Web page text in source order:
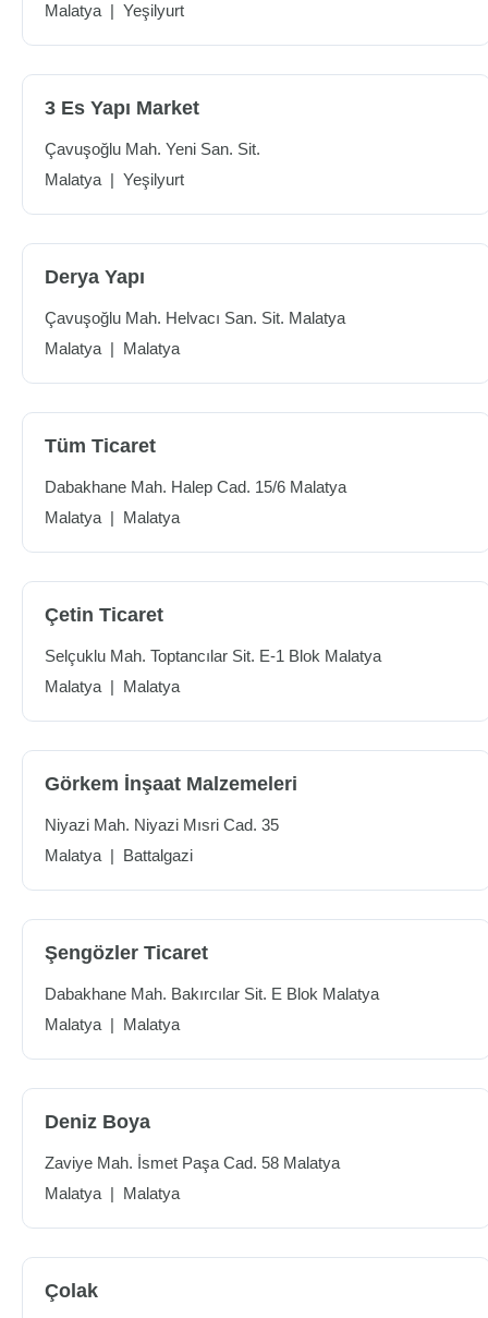
Malatya | Yeşilyurt
3 Es Yapı Market
Çavuşoğlu Mah. Yeni San. Sit.
Malatya | Yeşilyurt
Derya Yapı
Çavuşoğlu Mah. Helvacı San. Sit. Malatya
Malatya | Malatya
Tüm Ticaret
Dabakhane Mah. Halep Cad. 15/6 Malatya
Malatya | Malatya
Çetin Ticaret
Selçuklu Mah. Toptancılar Sit. E-1 Blok Malatya
Malatya | Malatya
Görkem İnşaat Malzemeleri
Niyazi Mah. Niyazi Mısri Cad. 35
Malatya | Battalgazi
Şengözler Ticaret
Dabakhane Mah. Bakırcılar Sit. E Blok Malatya
Malatya | Malatya
Deniz Boya
Zaviye Mah. İsmet Paşa Cad. 58 Malatya
Malatya | Malatya
Çolak